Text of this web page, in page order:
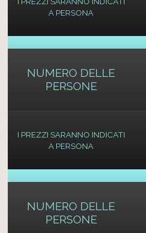
A PERSONA
NUMERO DELLE
PERSONE
I PREZZI SARANNO INDICATI
A PERSONA
NUMERO DELLE
PERSONE